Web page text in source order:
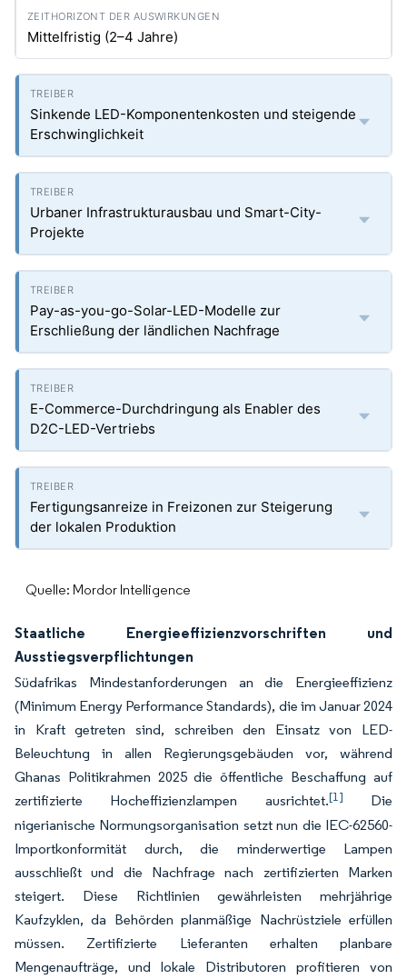
Mittelfristig (2–4 Jahre)
Sinkende LED-Komponentenkosten und steigende
Erschwinglichkeit
Urbaner Infrastrukturausbau und Smart-City-
Projekte
Pay-as-you-go-Solar-LED-Modelle zur
Erschließung der ländlichen Nachfrage
E-Commerce-Durchdringung als Enabler des
D2C-LED-Vertriebs
Fertigungsanreize in Freizonen zur Steigerung
der lokalen Produktion
Quelle: Mordor Intelligence
Staatliche Energieeffizienzvorschriften und
Ausstiegsverpflichtungen
Südafrikas Mindestanforderungen an die Energieeffizienz
(Minimum Energy Performance Standards), die im Januar 2024
in Kraft getreten sind, schreiben den Einsatz von LED-
Beleuchtung in allen Regierungsgebäuden vor, während
Ghanas Politikrahmen 2025 die öffentliche Beschaffung auf
zertifizierte Hocheffizienzlampen ausrichtet.[1] Die
nigerianische Normungsorganisation setzt nun die IEC-62560-
Importkonformität durch, die minderwertige Lampen
ausschließt und die Nachfrage nach zertifizierten Marken
steigert. Diese Richtlinien gewährleisten mehrjährige
Kaufzyklen, da Behörden planmäßige Nachrüstziele erfüllen
müssen. Zertifizierte Lieferanten erhalten planbare
Mengenaufträge, und lokale Distributoren profitieren von